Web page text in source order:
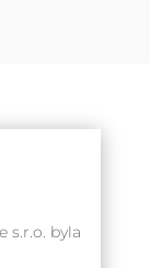
s.r.o. byla